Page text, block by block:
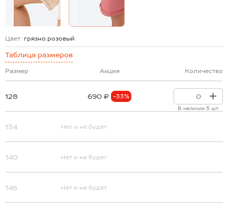
Цвет: грязно.розовый
Таблица размеров
Размер Акция Количество
128 690 ₽ -33%
В наличии 5 шт.
134 Нет и не будет
140 Нет и не будет
146 Нет и не будет